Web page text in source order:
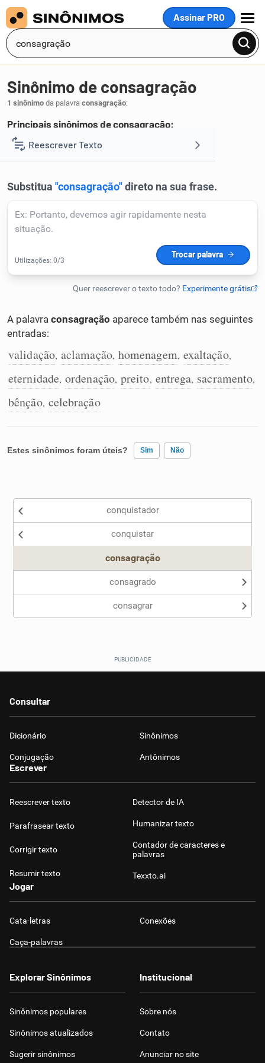
Assinar PRO
MENU
Reescrever Texto
Corrigir Texto
Humanizador de IA
Conexões
Caça-palavras
Sinônimo de consagração
1 sinônimo da palavra consagração:
Principais sinônimos de consagração:
1 glorificação.
A palavra consagração aparece também nas seguintes
entradas:
validação, aclamação, homenagem, exaltação,
eternidade, ordenação, preito, entrega, sacramento,
bênção, celebração
Estes sinônimos foram úteis? Sim Não
Nenhum dos sinônimos apresentados me ajudou
conquistador
conquistar
consagração
consagrado
consagrar
Consultar
Dicionário Sinônimos
Conjugação Antônimos
Escrever
Reescrever texto
Parafrasear texto
Corrigir texto
Resumir texto
Detector de IA
Humanizar texto
Contador de caracteres e
palavras
Texxto.ai
Jogar
Cata-letras Conexões
Caça-palavras
Explorar Sinônimos
Sinônimos populares
Sinônimos atualizados
Sugerir sinônimos
Institucional
Sobre nós
Contato
Anunciar no site